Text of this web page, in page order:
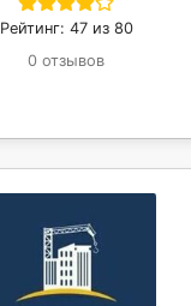
Рейтинг: 47 из 80
0 отзывов